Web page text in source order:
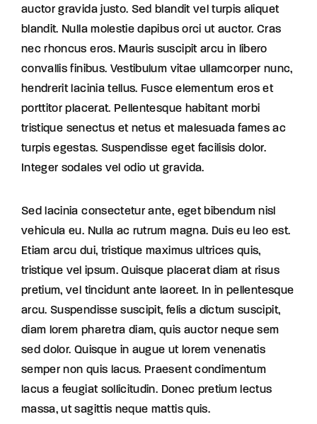
auctor gravida justo. Sed blandit vel turpis aliquet
blandit. Nulla molestie dapibus orci ut auctor. Cras
nec rhoncus eros. Mauris suscipit arcu in libero
convallis finibus. Vestibulum vitae ullamcorper nunc,
hendrerit lacinia tellus. Fusce elementum eros et
porttitor placerat. Pellentesque habitant morbi
tristique senectus et netus et malesuada fames ac
turpis egestas. Suspendisse eget facilisis dolor.
Integer sodales vel odio ut gravida.
Sed lacinia consectetur ante, eget bibendum nisl
vehicula eu. Nulla ac rutrum magna. Duis eu leo est.
Etiam arcu dui, tristique maximus ultrices quis,
tristique vel ipsum. Quisque placerat diam at risus
pretium, vel tincidunt ante laoreet. In in pellentesque
arcu. Suspendisse suscipit, felis a dictum suscipit,
diam lorem pharetra diam, quis auctor neque sem
sed dolor. Quisque in augue ut lorem venenatis
semper non quis lacus. Praesent condimentum
lacus a feugiat sollicitudin. Donec pretium lectus
massa, ut sagittis neque mattis quis.